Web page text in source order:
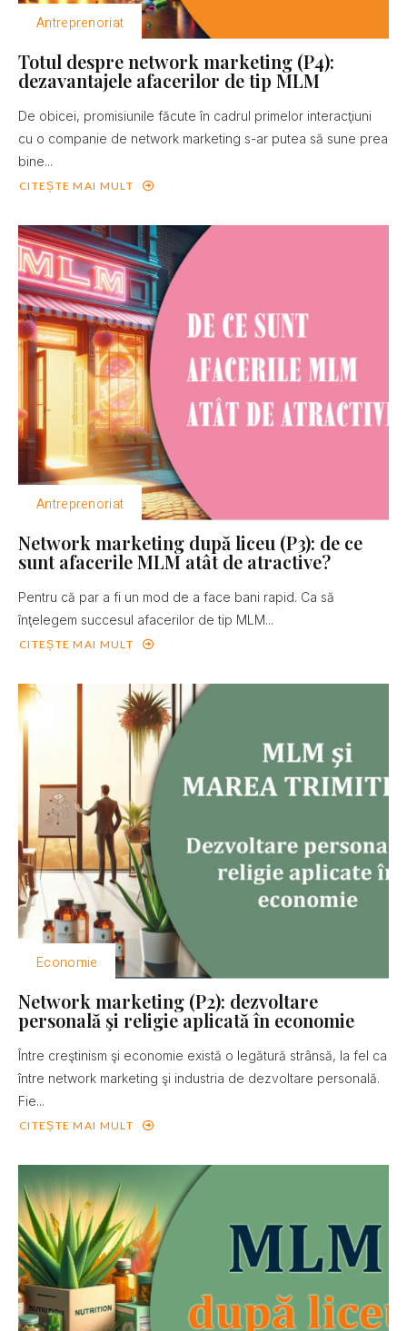
Antreprenoriat
Totul despre network marketing (P4):
dezavantajele afacerilor de tip MLM
De obicei, promisiunile făcute în cadrul primelor interacţiuni
cu o companie de network marketing s-ar putea să sune prea
bine...
CITEȘTE MAI MULT
Antreprenoriat
Network marketing după liceu (P3): de ce
sunt afacerile MLM atât de atractive?
Pentru că par a fi un mod de a face bani rapid. Ca să
înţelegem succesul afacerilor de tip MLM...
CITEȘTE MAI MULT
Economie
Network marketing (P2): dezvoltare
personală şi religie aplicată în economie
Între creştinism şi economie există o legătură strânsă, la fel ca
între network marketing şi industria de dezvoltare personală.
Fie...
CITEȘTE MAI MULT